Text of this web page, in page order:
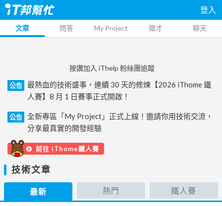
登入
文章 問答 My Project 徵才 聊天
按讚加入 iThelp 粉絲團追蹤
公告
最熱血的技術盛事，連續 30 天的修煉【2026 iThome 鐵
人賽】8 月 1 日賽事正式開啟！
公告
全新專區「My Project」正式上線！邀請你用技術交流，
分享最真實的開發經驗
前往 iThome鐵人賽
技術文章
最新 熱門 鐵人賽